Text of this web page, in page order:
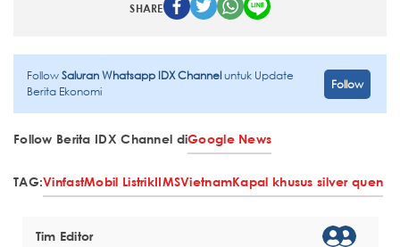
SHARE
FollowSaluran Whatsapp IDX Channeluntuk Update
Berita Ekonomi
Follow
Follow Berita IDX Channel diGoogle News
TAG:VinfastMobil ListrikIIMSVietnamKapal khusus silver quen
Tim Editor